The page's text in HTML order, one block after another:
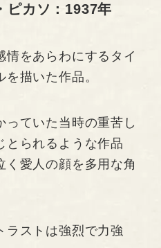
ピカソ：1937年
情をあらわにするタイ
描いた作品。
っていた当時の重苦し
とられるような作品
く愛人の顔を多用な角
ラストは強烈で力強